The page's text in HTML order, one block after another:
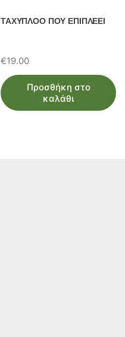
ΤΑΧΥΠΛΟΟ ΠΟΥ ΕΠΙΠΛΕΕΙ
€19.00
Προσθήκη στο
καλάθι